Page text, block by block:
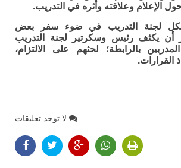
الإعلام وعلاقته وأثره في التدريب.
لجنة التدريب في ضوء سفر بعض
أن يكثف رئيس وسكرتير لجنة التدريب
بالرابطة؛ لحثهم على الالتزام،
القرارات.
لا توجد تعليقات